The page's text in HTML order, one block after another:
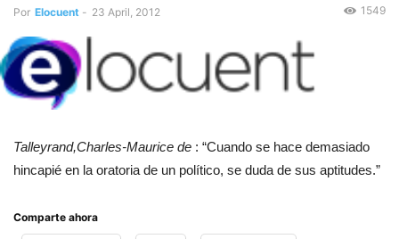
Por Elocuent - 23 April, 2012 1549
Talleyrand,Charles-Maurice de : “Cuando se hace demasiado
hincapié en la oratoria de un político, se duda de sus aptitudes.”
Comparte ahora